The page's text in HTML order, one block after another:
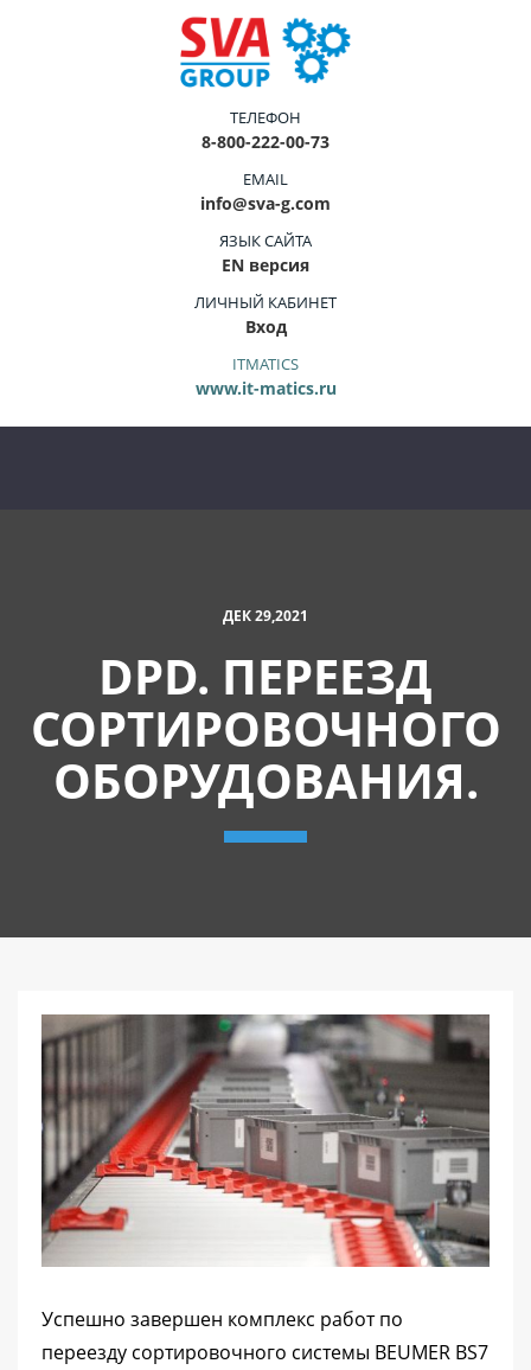
ТЕЛЕФОН
8-800-222-00-73
EMAIL
info@sva-g.com
ЯЗЫК САЙТА
EN версия
ЛИЧНЫЙ КАБИНЕТ
Вход
ITMATICS
www.it-matics.ru
ДЕК 29,2021
DPD. ПЕРЕЕЗД
СОРТИРОВОЧНОГО
ОБОРУДОВАНИЯ.
Успешно завершен комплекс работ по
переезду сортировочного системы BEUMER BS7